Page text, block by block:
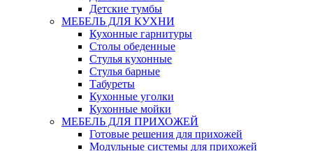
Детские тумбы
МЕБЕЛЬ ДЛЯ КУХНИ
Кухонные гарнитуры
Столы обеденные
Стулья кухонные
Стулья барные
Табуреты
Кухонные уголки
Кухонные мойки
МЕБЕЛЬ ДЛЯ ПРИХОЖЕЙ
Готовые решения для прихожей
Модульные системы для прихожей